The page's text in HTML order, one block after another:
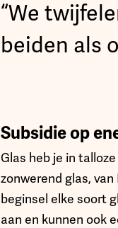
“We
beiden als
Subsidie op
Glas heb je in
zonwerend glas,
beginsel elke soort
aan en kunnen ook